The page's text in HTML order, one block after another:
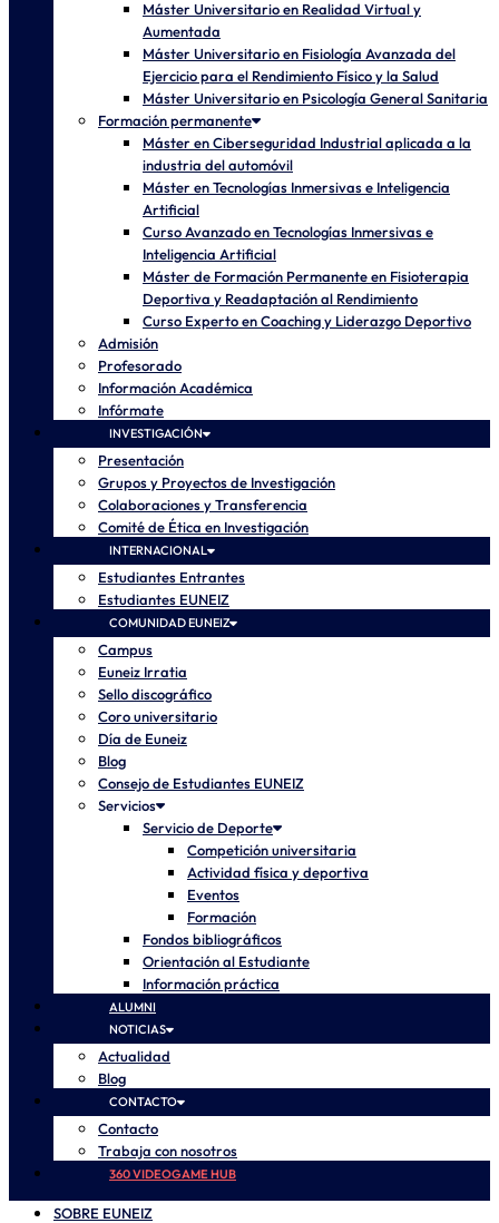
Máster Universitario en Realidad Virtual y
Aumentada
Máster Universitario en Fisiología Avanzada del
Ejercicio para el Rendimiento Físico y la Salud
Máster Universitario en Psicología General Sanitaria
Formación permanente
Máster en Ciberseguridad Industrial aplicada a la
industria del automóvil
Máster en Tecnologías Inmersivas e Inteligencia
Artificial
Curso Avanzado en Tecnologías Inmersivas e
Inteligencia Artificial
Máster de Formación Permanente en Fisioterapia
Deportiva y Readaptación al Rendimiento
Curso Experto en Coaching y Liderazgo Deportivo
Admisión
Profesorado
Información Académica
Infórmate
INVESTIGACIÓN
Presentación
Grupos y Proyectos de Investigación
Colaboraciones y Transferencia
Comité de Ética en Investigación
INTERNACIONAL
Estudiantes Entrantes
Estudiantes EUNEIZ
COMUNIDAD EUNEIZ
Campus
Euneiz Irratia
Sello discográfico
Coro universitario
Día de Euneiz
Blog
Consejo de Estudiantes EUNEIZ
Servicios
Servicio de Deporte
Competición universitaria
Actividad física y deportiva
Eventos
Formación
Fondos bibliográficos
Orientación al Estudiante
Información práctica
ALUMNI
NOTICIAS
Actualidad
Blog
CONTACTO
Contacto
Trabaja con nosotros
360 VIDEOGAME HUB
SOBRE EUNEIZ